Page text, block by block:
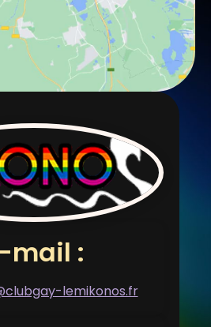
mail :
lemikonos.fr